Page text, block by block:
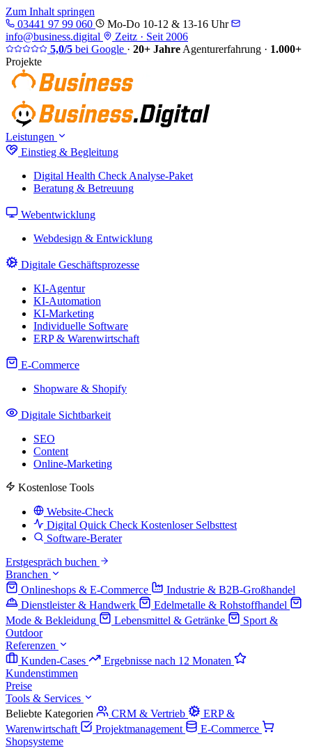
Zum Inhalt springen
03441 97 99 060
Mo-Do 10-12 & 13-16 Uhr
info@business.digital
Zeitz · Seit 2006
5,0/5 bei Google · 20+ Jahre Agenturerfahrung · 1.000+
Projekte
Leistungen
Einstieg & Begleitung
Digital Health Check Analyse-Paket
Beratung & Betreuung
Webentwicklung
Webdesign & Entwicklung
Digitale Geschäftsprozesse
KI-Agentur
KI-Automation
KI-Marketing
Individuelle Software
ERP & Warenwirtschaft
E-Commerce
Shopware & Shopify
Digitale Sichtbarkeit
SEO
Content
Online-Marketing
Kostenlose Tools
Website-Check
Digital Quick Check Kostenloser Selbsttest
Software-Berater
Erstgespräch buchen
Branchen
Onlineshops & E-Commerce
Industrie & B2B-Großhandel
Dienstleister & Handwerk
Edelmetalle & Rohstoffhandel
Mode & Bekleidung
Lebensmittel & Getränke
Sport &
Outdoor
Referenzen
Kunden-Cases
Ergebnisse nach 12 Monaten
Kundenstimmen
Preise
Tools & Services
Beliebte Kategorien
CRM & Vertrieb
ERP &
Warenwirtschaft
Projektmanagement
E-Commerce
Shopsysteme